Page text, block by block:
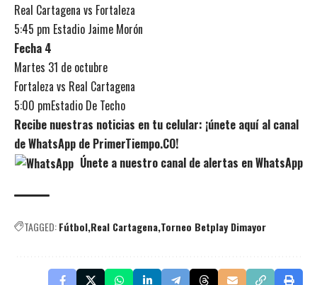
Real Cartagena vs Fortaleza
5:45 pm Estadio Jaime Morón
Fecha 4
Martes 31 de octubre
Fortaleza vs Real Cartagena
5:00 pmEstadio De Techo
Recibe nuestras noticias en tu celular: ¡únete aquí al canal
de WhatsApp de PrimerTiempo.CO!
Únete a nuestro canal de alertas en WhatsApp
TAGGED:Fútbol Real Cartagena Torneo Betplay Dimayor